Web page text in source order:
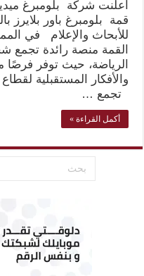
أعلنت شركة بلومبرغ
قمة بلومبرغ باور بلايرز
للأبحاث والإعلام في
القمة منصة رائدة تجمع
الرياضة، حيث توفر فرصًا
والأفكار المستقبلية
تجمع …
أكمل القراءة »